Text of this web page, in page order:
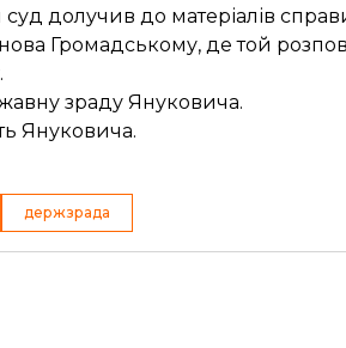
суд долучив до матеріалів
Громадському, де той
зраду Януковича.
Януковича.
держзрада